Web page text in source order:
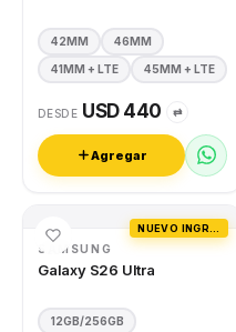
42MM 46MM
41MM + LTE 45MM + LTE
DESDE USD 440 ⇄
Agregar
SAMSUNG
Galaxy S26 Ultra
12GB/256GB